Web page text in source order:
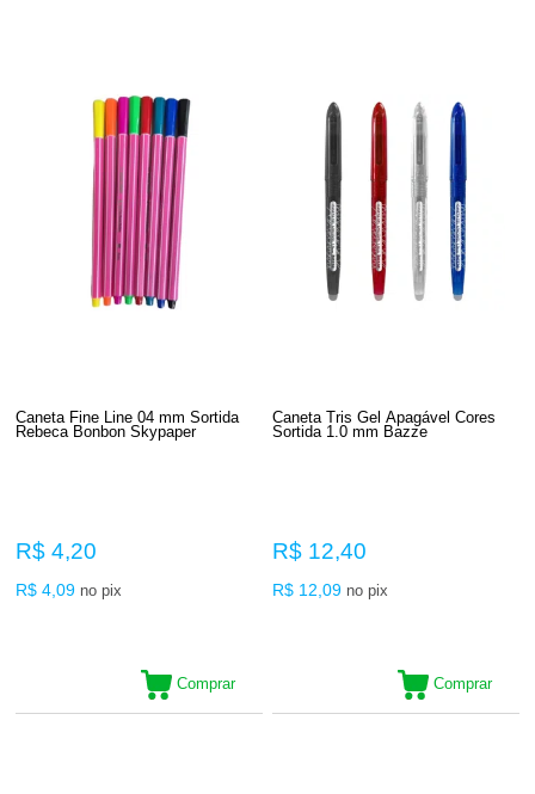
Caneta Fine Line 04 mm Sortida
Rebeca Bonbon Skypaper
R$ 4,20
R$ 4,09 no pix
Comprar
Caneta Tris Gel Apagável Cores
Sortida 1.0 mm Bazze
R$ 12,40
R$ 12,09 no pix
Comprar